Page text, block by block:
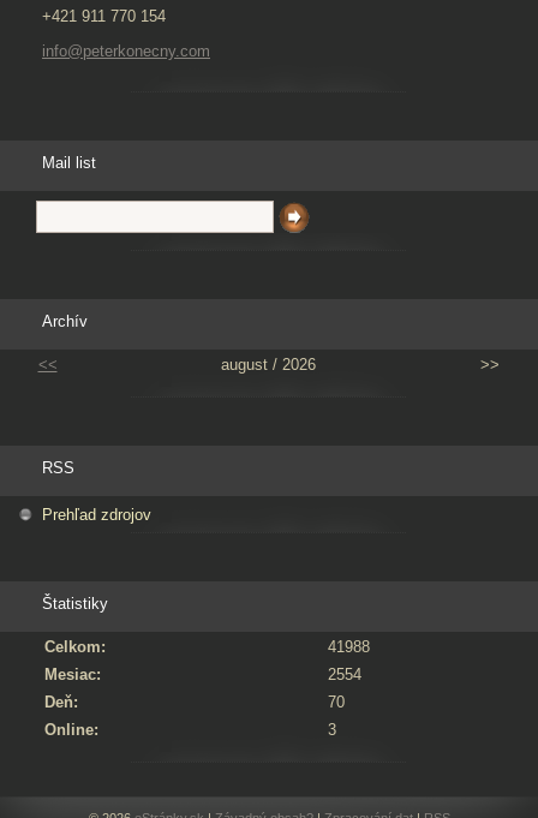
+421 911 770 154
info@peterkonecny.com
Mail list
Archív
<< august / 2026 >>
RSS
Prehľad zdrojov
Štatistiky
Online: 3
Celkom:
41988
Mesiac:
2554
Deň:
70